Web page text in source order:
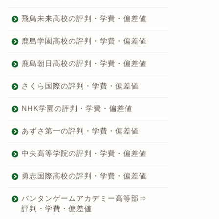
飛鳥未来高校の評判・学費・偏差値
鹿島学園高校の評判・学費・偏差値
鹿島朝日高校の評判・学費・偏差値
さくら国際の評判・学費・偏差値
NHK学園の評判・学費・偏差値
あずさ第一の評判・学費・偏差値
中央高等学院の評判・学費・偏差値
勇志国際高校の評判・学費・偏差値
バンタンゲームアカデミー高等部⇒
評判・学費・偏差値